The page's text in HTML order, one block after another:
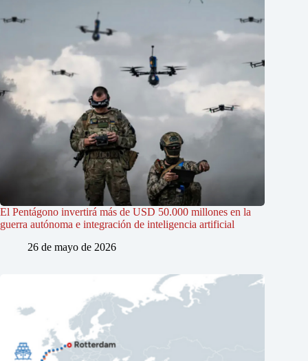
El Pentágono invertirá más de USD 50.000 millones en la
guerra autónoma e integración de inteligencia artificial
26 de mayo de 2026